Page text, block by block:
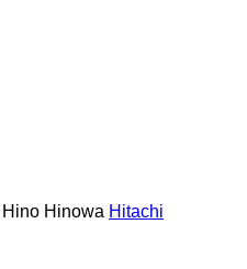
Hino Hinowa Hitachi